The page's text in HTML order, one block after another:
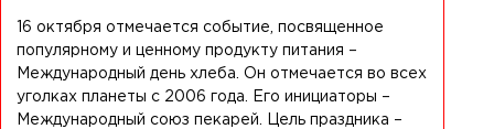
16 октября отмечается событие, посвященное
популярному и ценному продукту питания –
Международный день хлеба. Он отмечается во всех
уголках планеты с 2006 года. Его инициаторы –
Международный союз пекарей. Цель праздника –